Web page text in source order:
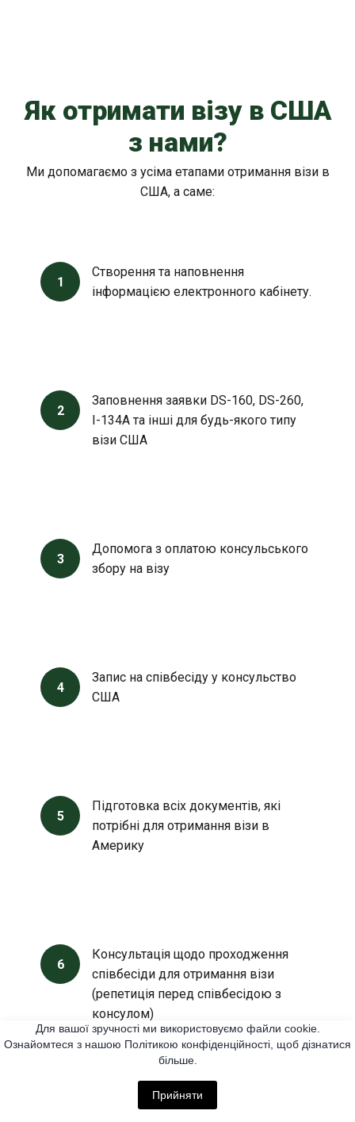
Як отримати візу в США
з нами?
Ми допомагаємо з усіма етапами отримання візи в
США, а саме:
1
Створення та наповнення
інформацією електронного кабінету.
2
Заповнення заявки DS-160, DS-260,
I-134A та інші для будь-якого типу
візи США
3
Допомога з оплатою консульського
збору на візу
4
Запис на співбесіду у консульство
США
5
Підготовка всіх документів, які
потрібні для отримання візи в
Америку
6
Консультація щодо проходження
співбесіди для отримання візи
(репетиція перед співбесідою з
консулом)
Для вашої зручності ми використовуємо файли cookie.
Ознайомтеся з нашою Політикою конфіденційності, щоб дізнатися
більше.
Прийняти